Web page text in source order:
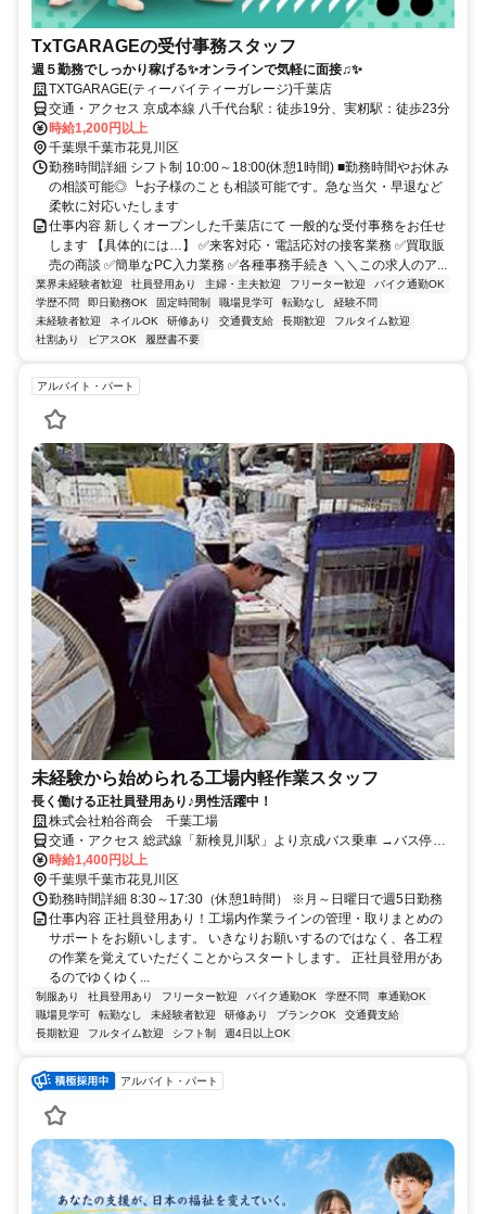
TxTGARAGEの受付事務スタッフ
週５勤務でしっかり稼げる✨オンラインで気軽に面接♫✨
TXTGARAGE(ティーバイティーガレージ)千葉店
交通・アクセス 京成本線 八千代台駅：徒歩19分、実籾駅：徒歩23分
時給1,200円以上
千葉県千葉市花見川区
勤務時間詳細 シフト制 10:00～18:00(休憩1時間) ■勤務時間やお休み
の相談可能◎ ┗お子様のことも相談可能です。急な当欠・早退など
柔軟に対応いたします
仕事内容 新しくオープンした千葉店にて 一般的な受付事務をお任せ
します 【具体的には…】 ✅来客対応・電話応対の接客業務 ✅買取販
売の商談 ✅簡単なPC入力業務 ✅各種事務手続き ＼＼この求人のア...
業界未経験者歓迎 社員登用あり 主婦・主夫歓迎 フリーター歓迎
バイク通勤OK
学歴不問
即日勤務OK 固定時間制 職場見学可 転勤なし
経験不問
未経験者歓迎
ネイルOK 研修あり 交通費支給 長期歓迎
フルタイム歓迎
社割あり
ピアスOK 履歴書不要
アルバイト・パート
未経験から始められる工場内軽作業スタッフ
長く働ける正社員登用あり♪男性活躍中！
株式会社粕谷商会 千葉工場
交通・アクセス 総武線「新検見川駅」より京成バス乗車 →バス停
「千種町」下車後、徒歩5分
時給1,400円以上
千葉県千葉市花見川区
勤務時間詳細 8:30～17:30（休憩1時間） ※月～日曜日で週5日勤務
仕事内容 正社員登用あり！工場内作業ラインの管理・取りまとめの
サポートをお願いします。 いきなりお願いするのではなく、各工程
の作業を覚えていただくことからスタートします。 正社員登用があ
るのでゆくゆく...
制服あり 社員登用あり フリーター歓迎 バイク通勤OK 学歴不問
車通勤OK
職場見学可
転勤なし 未経験者歓迎 研修あり ブランクOK
交通費支給
長期歓迎
フルタイム歓迎 シフト制 週4日以上OK
アルバイト・パート